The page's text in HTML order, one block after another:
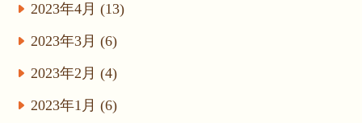
2023年4月 (13)
2023年3月 (6)
2023年2月 (4)
2023年1月 (6)